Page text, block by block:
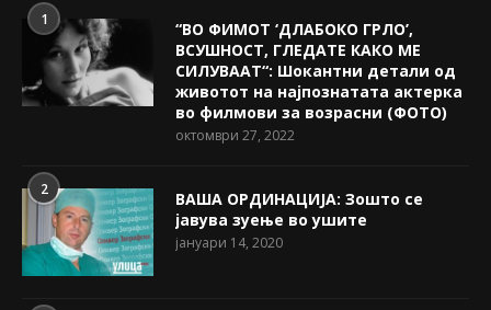
1
“ВО ФИМОТ ‘ДЛАБОКО ГРЛО’,
ВСУШНОСТ, ГЛЕДАТЕ КАКО МЕ
СИЛУВААТ“: Шокантни детали од
животот на најпознатата актерка
во филмови за возрасни (ФОТО)
октомври 27, 2022
2
ВАША ОРДИНАЦИЈА: Зошто се
јавува зуење во ушите
јануари 14, 2020